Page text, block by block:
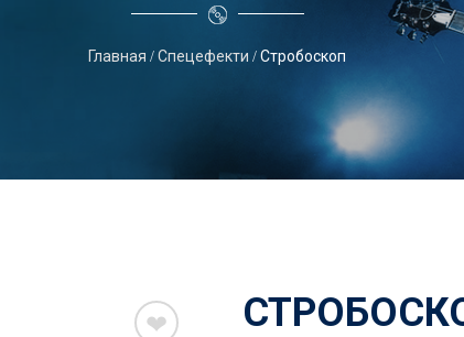
Главная Спецефекти Стробоскоп